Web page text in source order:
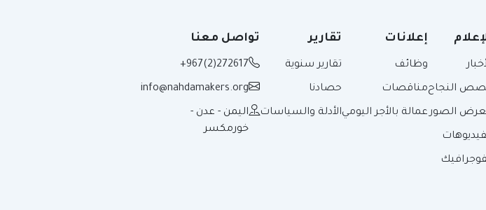
النجاح
الصور
إعلانات
وظائف
مناقصات
عمالة بالأجر اليومي
تقارير
تقارير سنوية
حصادنا
الأدلة والسياسات
تواصل معنا
+967(2)272617
info@nahdamakers.org
اليمن - عدن -
خورمكسر